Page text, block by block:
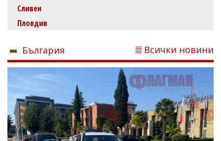
Сливен
Пловдив
България Всички новини